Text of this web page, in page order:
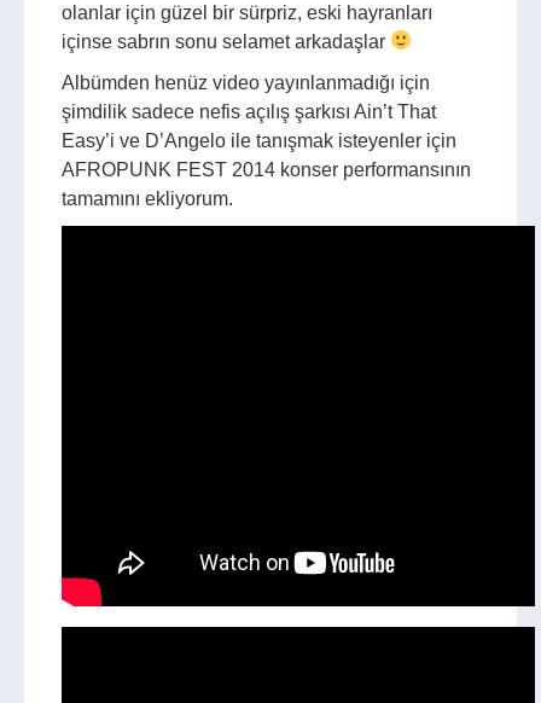
olanlar için güzel bir sürpriz, eski hayranları
içinse sabrın sonu selamet arkadaşlar
Albümden henüz video yayınlanmadığı için
şimdilik sadece nefis açılış şarkısı Ain’t That
Easy’i ve D’Angelo ile tanışmak isteyenler için
AFROPUNK FEST 2014 konser performansının
tamamını ekliyorum.